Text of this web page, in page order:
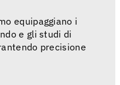
equipaggiano i
e gli studi di
precisione